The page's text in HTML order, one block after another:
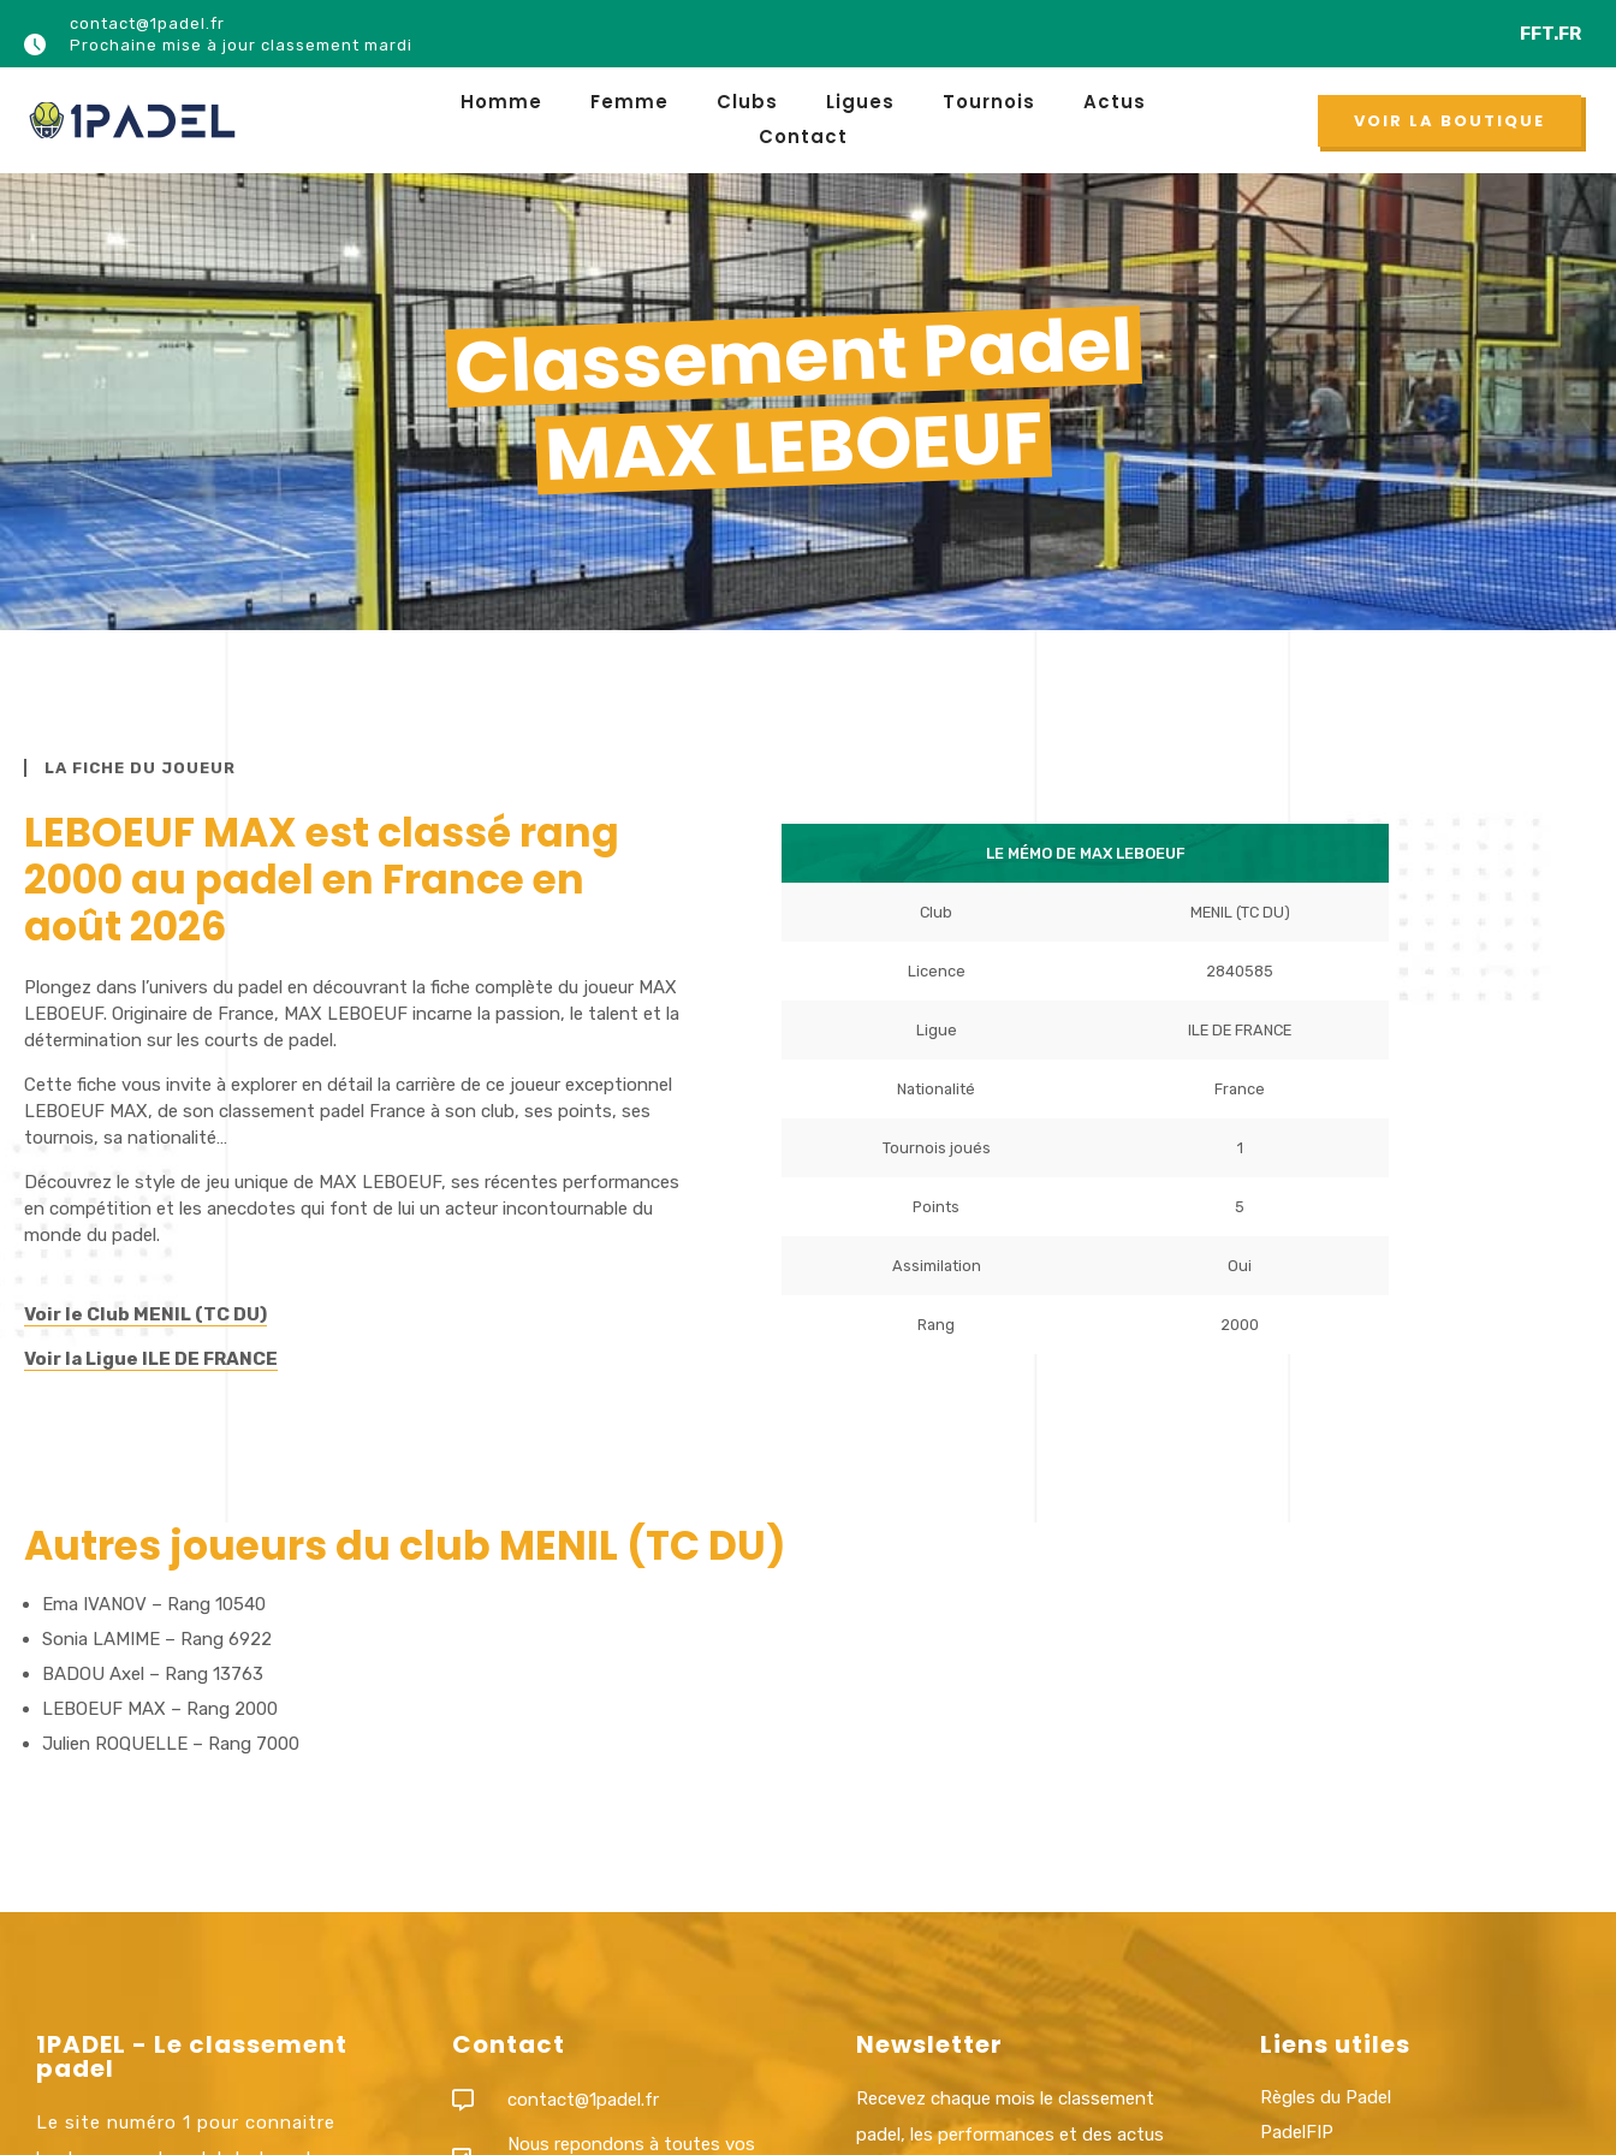
contact@1padel.fr
Prochaine mise à jour classement mardi
NOUVEAU
FFT.FR
Homme Femme Clubs Ligues Tournois
Actus
Contact
VOIR LA BOUTIQUE
Classement Padel
MAX LEBOEUF
LA FICHE DU JOUEUR
LEBOEUF MAX est classé rang
2000 au padel en France en
août 2026
Plongez dans l’univers du padel en découvrant la fiche complète du joueur MAX
LEBOEUF. Originaire de France, MAX LEBOEUF incarne la passion, le talent et la
détermination sur les courts de padel.
Cette fiche vous invite à explorer en détail la carrière de ce joueur exceptionnel
LEBOEUF MAX, de son classement padel France à son club, ses points, ses
tournois, sa nationalité…
Découvrez le style de jeu unique de MAX LEBOEUF, ses récentes performances
en compétition et les anecdotes qui font de lui un acteur incontournable du
monde du padel.
Voir le Club MENIL (TC DU)
Voir la Ligue ILE DE FRANCE
LE MÉMO DE MAX LEBOEUF
Club MENIL (TC DU)
Licence 2840585
Ligue ILE DE FRANCE
Nationalité France
Tournois joués 1
Points 5
Assimilation Oui
Rang 2000
Autres joueurs du club MENIL (TC DU)
Ema IVANOV – Rang 10540
Sonia LAMIME – Rang 6922
BADOU Axel – Rang 13763
LEBOEUF MAX – Rang 2000
Julien ROQUELLE – Rang 7000
1PADEL - Le classement
padel
Le site numéro 1 pour connaitre
Contact
contact@1padel.fr
Nous repondons à toutes vos
Newsletter
Recevez chaque mois le classement
padel, les performances et des actus
Liens utiles
Règles du Padel
PadelFIP